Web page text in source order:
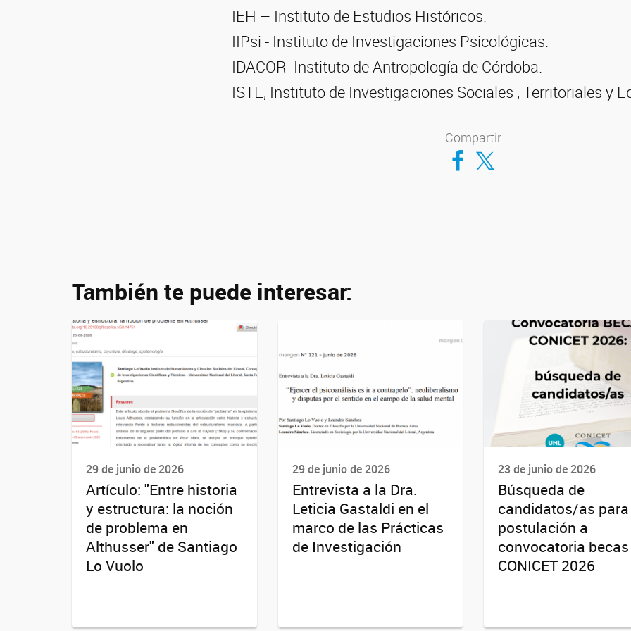
IEH – Instituto de Estudios Históricos.
IIPsi - Instituto de Investigaciones Psicológicas.
IDACOR- Instituto de Antropología de Córdoba.
ISTE, Instituto de Investigaciones Sociales , Territoriales y
Compartir
Compartir en Facebook
Compartir en Twitter
También te puede interesar:
29 de junio de 2026
Artículo: "Entre historia
y estructura: la noción
de problema en
Althusser" de Santiago
Lo Vuolo
29 de junio de 2026
Entrevista a la Dra.
Leticia Gastaldi en el
marco de las Prácticas
de Investigación
23 de junio de 2026
Búsqueda de
candidatos/as para
postulación a
convocatoria becas
CONICET 2026